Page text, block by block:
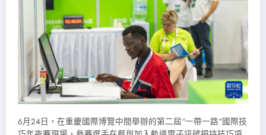
6月24日，在重慶國際博覽中間舉辦的第二屆“一帶一路”國際技